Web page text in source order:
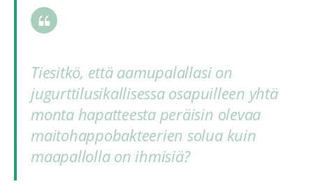
Tiesitkö, että aamupalallasi on
jugurttilusikallisessa osapuilleen yhtä
monta hapatteesta peräisin olevaa
maitohappobakteerien solua kuin
maapallolla on ihmisiä?